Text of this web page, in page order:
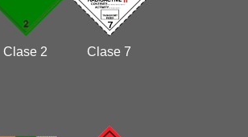
Clase 2 Clase 7